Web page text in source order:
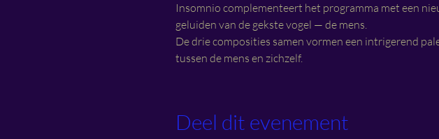
Insomnio complementeert het programma met een
geluiden van de gekste vogel — de mens.
De drie composities samen vormen een intrigerend
tussen de mens en zichzelf.
Deel dit evenement